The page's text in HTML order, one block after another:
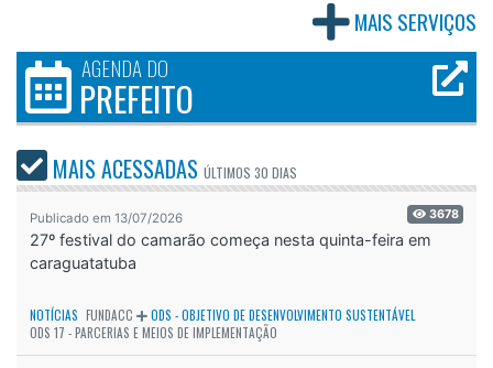
MAIS SERVIÇOS
AGENDA DO
PREFEITO
MAIS ACESSADAS ÚLTIMOS 30 DIAS
Publicado em 13/07/2026 3678
27º festival do camarão começa nesta quinta-feira em
caraguatatuba
NOTÍCIAS FUNDACC
ODS - OBJETIVO DE DESENVOLVIMENTO SUSTENTÁVEL
ODS 17 - PARCERIAS E MEIOS DE IMPLEMENTAÇÃO